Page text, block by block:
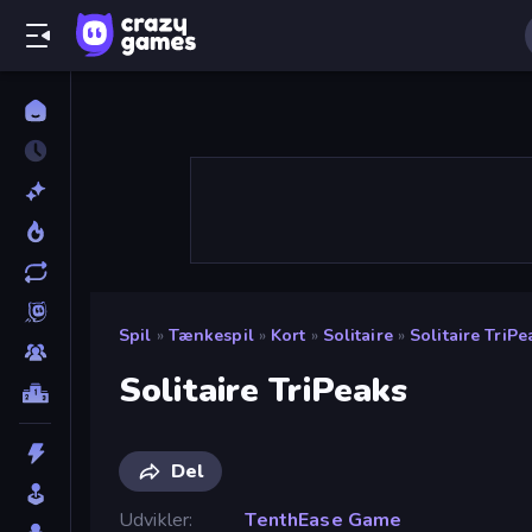
Spil » Tænkespil » Kort » Solitaire » Solitaire
Solitaire TriPeaks
Del
Udvikler
TenthEase Game